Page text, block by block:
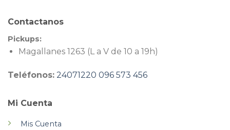
Mi Cuenta
Mis Cuenta
Contactanos
Pickups:
Magallanes 1263 (L a V de 10 a 19h)
Teléfonos: 24071220 096 573 456